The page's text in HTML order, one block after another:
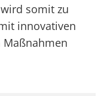
somit zu
innovativen
Maßnahmen